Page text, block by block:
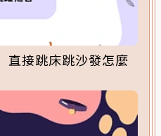
直接跳床跳沙發怎麼